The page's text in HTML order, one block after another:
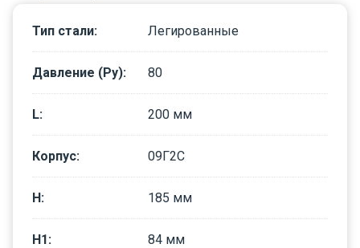
Тип стали: Легированные
Давление (Ру): 80
L: 200 мм
Корпус: 09Г2С
H: 185 мм
H1: 84 мм